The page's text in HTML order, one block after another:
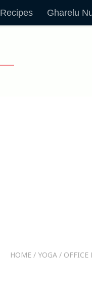
Recipes Gharelu
HOME / YOGA / OFFICE